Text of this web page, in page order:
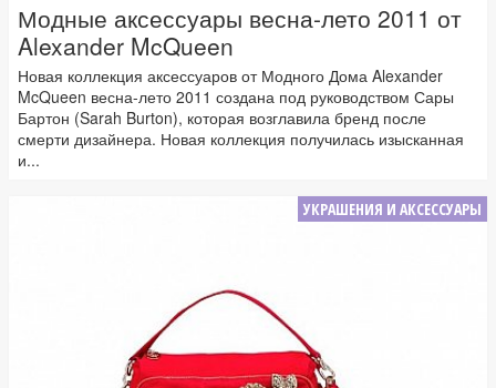
Модные аксессуары весна-лето 2011 от
Alexander McQueen
Новая коллекция аксессуаров от Модного Дома Alexander
McQueen весна-лето 2011 создана под руководством Сары
Бартон (Sarah Burton), которая возглавила бренд после
смерти дизайнера. Новая коллекция получилась изысканная
и...
УКРАШЕНИЯ И АКСЕССУАРЫ